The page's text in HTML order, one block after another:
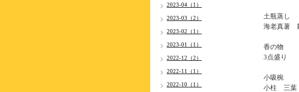
土瓶蒸
海老真薯
香の
3点盛り
小吸
小柱 三
2023-04（1）
2023-03（2）
2023-02（1）
2023-01（1）
2022-12（2）
2022-11（1）
2022-10（1）